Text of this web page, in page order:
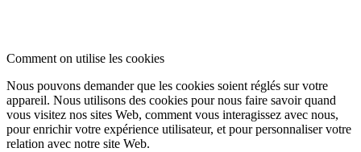
Comment on utilise les cookies
Nous pouvons demander que les cookies soient réglés sur votre
appareil. Nous utilisons des cookies pour nous faire savoir quand
vous visitez nos sites Web, comment vous interagissez avec nous,
pour enrichir votre expérience utilisateur, et pour personnaliser votre
relation avec notre site Web.